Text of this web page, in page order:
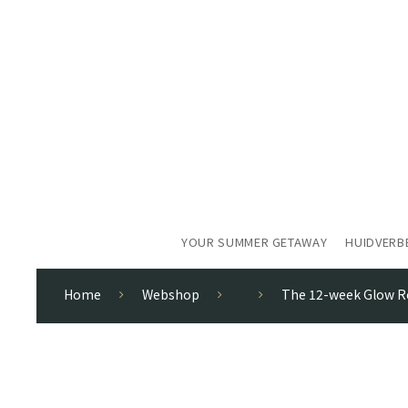
YOUR SUMMER GETAWAY
Home Webshop The 12-week Glow